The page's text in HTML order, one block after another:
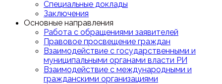
Специальные доклады
Заключения
Основные направления
Работа с обращениями заявителей
Правовое просвещение граждан
Взаимодействие с государственными и
муниципальными органами власти РИ
Взаимодействие с международными и
гражданскими организациями